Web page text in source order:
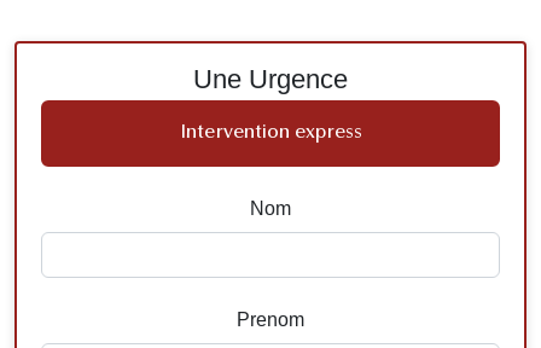
Une Urgence
Intervention express
Nom
Prenom